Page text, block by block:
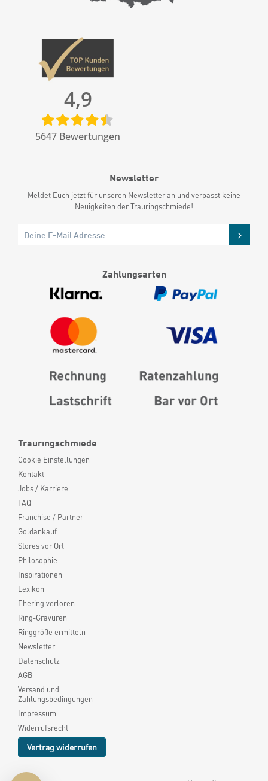
Trauringschmiede
Cookie Einstellungen
Kontakt
Jobs / Karriere
FAQ
Franchise / Partner
Goldankauf
Stores vor Ort
Philosophie
Inspirationen
Lexikon
Ehering verloren
Ring-Gravuren
Ringgröße ermitteln
Newsletter
Datenschutz
AGB
Versand und
Zahlungsbedingungen
Impressum
Widerrufsrecht
Vertrag widerrufen
4,9
5647 Bewertungen
Newsletter
Meldet Euch jetzt für unseren Newsletter an und verpasst keine
Neuigkeiten der Trauringschmiede!
Zahlungsarten